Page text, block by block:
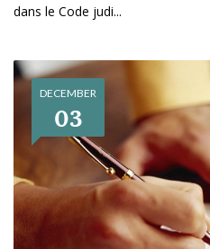
dans le Code judi...
DECEMBER
03